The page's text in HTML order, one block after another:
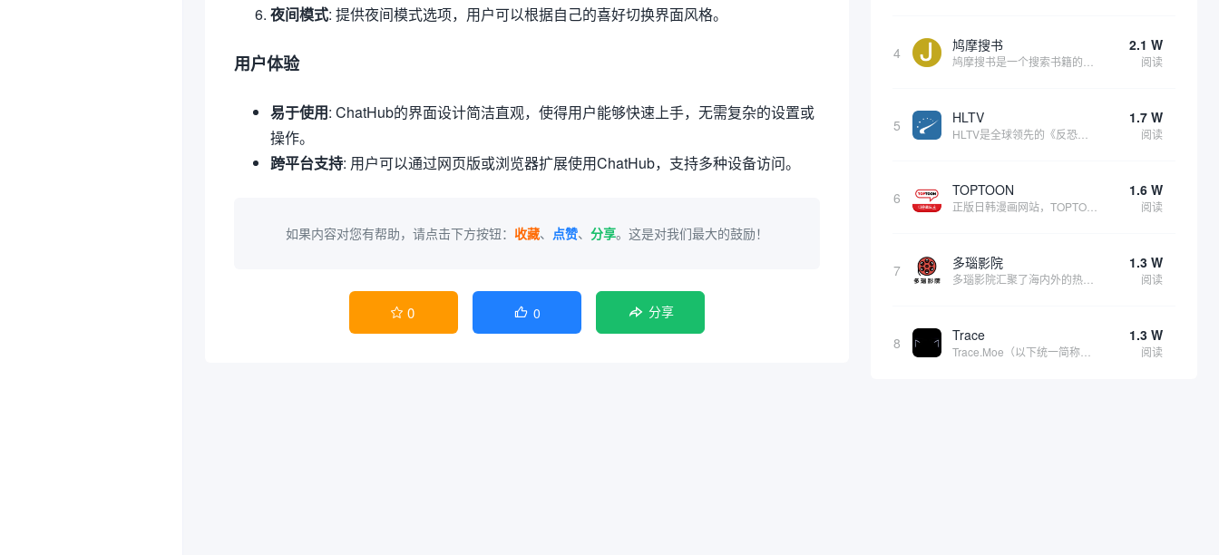
夜间模式: 提供夜间模式选项，用户可以根据自己的喜好切换界面风格。
用户体验
易于使用: ChatHub的界面设计简洁直观，使得用户能够快速上手，无需复杂的设置或
操作。
跨平台支持: 用户可以通过网页版或浏览器扩展使用ChatHub，支持多种设备访问。
如果内容对您有帮助，请点击下方按钮： 收藏、 点赞、 分享。这是对我们最大的鼓励！
 0  0 分享
4 鸠摩搜书 2.1 W
阅读
5 HLTV 1.7 W
阅读
6 TOPTOON 1.6 W
阅读
7 多瑙影院 1.3 W
阅读
8 Trace 1.3 W
阅读